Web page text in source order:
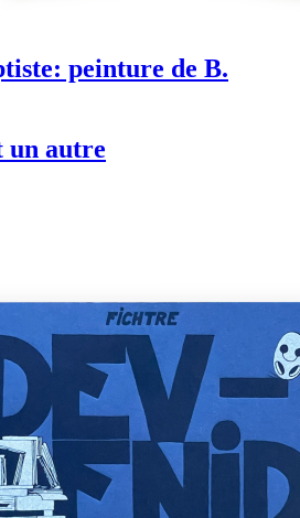
peinture de B.
un autre